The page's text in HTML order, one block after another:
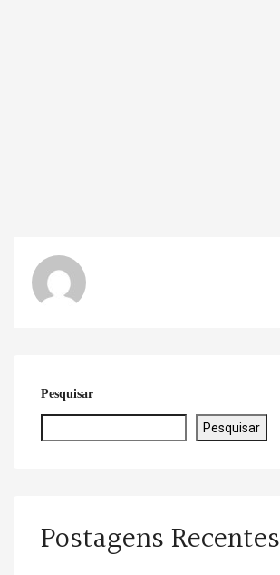
Pesquisar
Pesquisar
Postagens Recentes